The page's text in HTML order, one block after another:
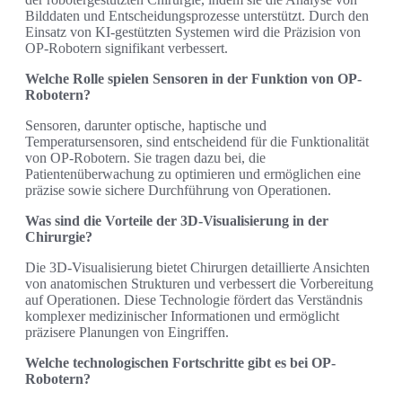
Bilddaten und Entscheidungsprozesse unterstützt. Durch den
Einsatz von KI-gestützten Systemen wird die Präzision von
OP-Robotern signifikant verbessert.
Welche Rolle spielen Sensoren in der Funktion von OP-
Robotern?
Sensoren, darunter optische, haptische und
Temperatursensoren, sind entscheidend für die Funktionalität
von OP-Robotern. Sie tragen dazu bei, die
Patientenüberwachung zu optimieren und ermöglichen eine
präzise sowie sichere Durchführung von Operationen.
Was sind die Vorteile der 3D-Visualisierung in der
Chirurgie?
Die 3D-Visualisierung bietet Chirurgen detaillierte Ansichten
von anatomischen Strukturen und verbessert die Vorbereitung
auf Operationen. Diese Technologie fördert das Verständnis
komplexer medizinischer Informationen und ermöglicht
präzisere Planungen von Eingriffen.
Welche technologischen Fortschritte gibt es bei OP-
Robotern?